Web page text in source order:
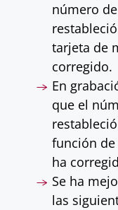
número
tarjeta de
corregido.
En
que el
función
ha
Se ha
las